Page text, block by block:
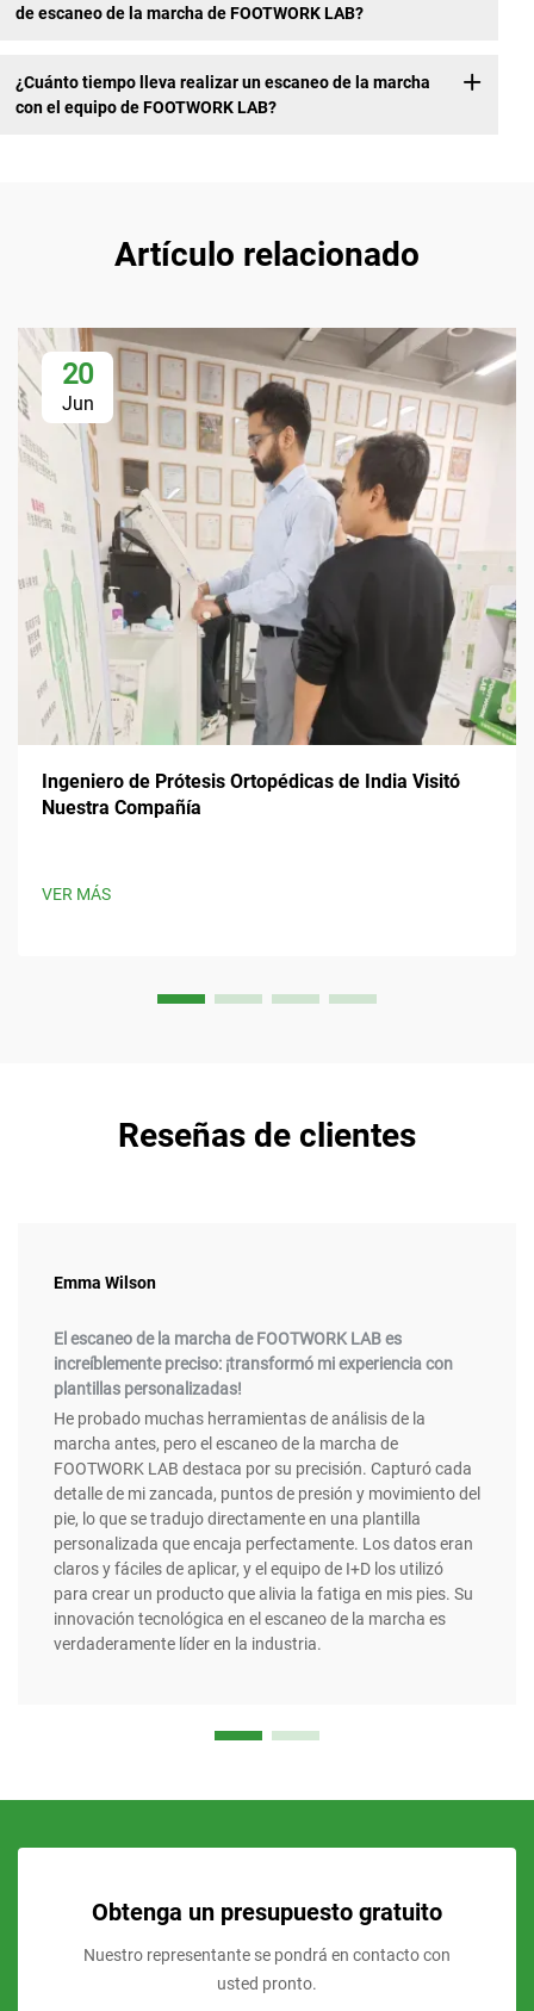
de escaneo de la marcha de FOOTWORK LAB?
¿Cuánto tiempo lleva realizar un escaneo de la marcha
con el equipo de FOOTWORK LAB?
Artículo relacionado
20
Jun
Ingeniero de Prótesis Ortopédicas de India Visitó
Nuestra Compañía
VER MÁS
Reseñas de clientes
Emma Wilson
El escaneo de la marcha de FOOTWORK LAB es
increíblemente preciso: ¡transformó mi experiencia con
plantillas personalizadas!
He probado muchas herramientas de análisis de la
marcha antes, pero el escaneo de la marcha de
FOOTWORK LAB destaca por su precisión. Capturó cada
detalle de mi zancada, puntos de presión y movimiento del
pie, lo que se tradujo directamente en una plantilla
personalizada que encaja perfectamente. Los datos eran
claros y fáciles de aplicar, y el equipo de I+D los utilizó
para crear un producto que alivia la fatiga en mis pies. Su
innovación tecnológica en el escaneo de la marcha es
verdaderamente líder en la industria.
Obtenga un presupuesto gratuito
Nuestro representante se pondrá en contacto con
usted pronto.